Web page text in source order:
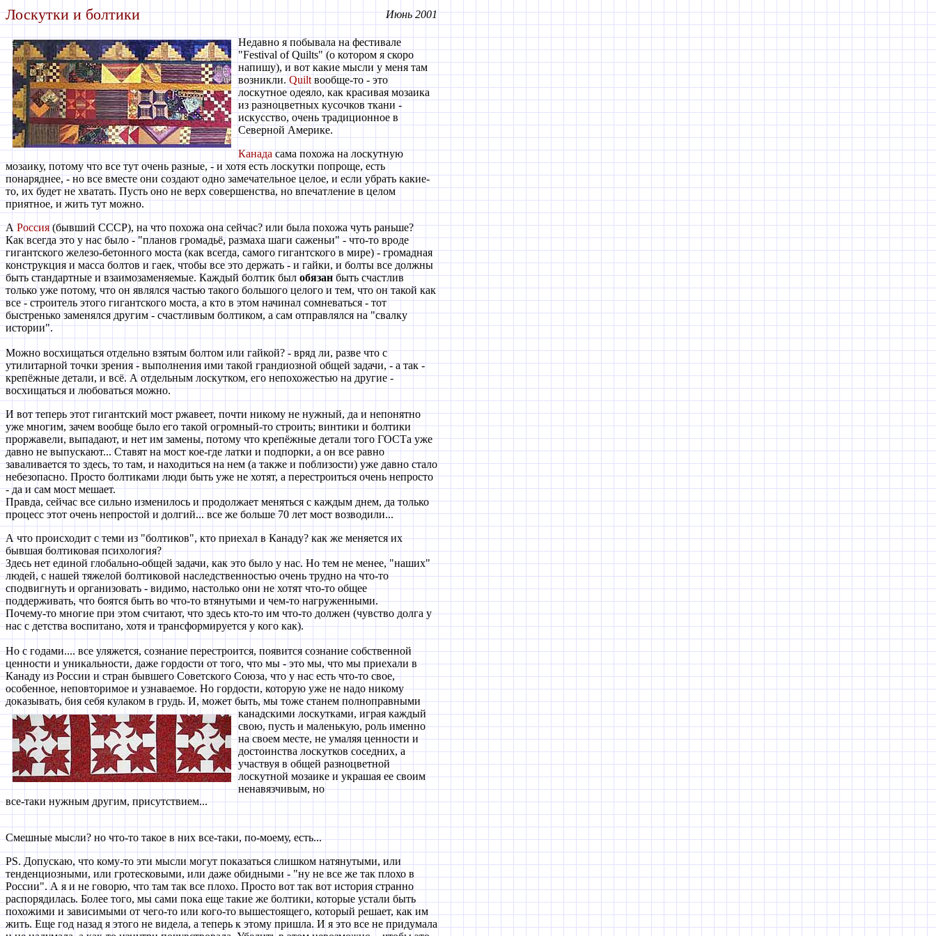
Лоскутки и болтики Июнь 2001
Недавно я побывала на фестивале
"Festival of Quilts" (о котором я скоро
напишу), и вот какие мысли у меня там
возникли. Quilt вообще-то - это
лоскутное одеяло, как красивая мозаика
из разноцветных кусочков ткани -
искусство, очень традиционное в
Северной Америке.
Канадасама похожа на лоскутную
мозаику, потому что все тут очень разные, - и хотя есть лоскутки попроще, есть
понаряднее, - но все вместе они создают одно замечательное целое, и если убрать какие-
то, их будет не хватать. Пусть оно не верх совершенства, но впечатление в целом
приятное, и жить тут можно.
АРоссия(бывший СССР), на что похожа она сейчас? или была похожа чуть раньше?
Как всегда это у нас было - "планов громадьё, размаха шаги саженьи" - что-то вроде
гигантского железо-бетонного моста (как всегда, самого гигантского в мире) - громадная
конструкция и масса болтов и гаек, чтобы все это держать - и гайки, и болты все должны
быть стандартные и взаимозаменяемые. Каждый болтик былобязанбыть счастлив
только уже потому, что он являлся частью такого большого целого и тем, что он такой как
все - строитель этого гигантского моста, а кто в этом начинал сомневаться - тот
быстренько заменялся другим - счастливым болтиком, а сам отправлялся на "свалку
истории".
Можно восхищаться отдельно взятым болтом или гайкой? - вряд ли, разве что с
утилитарной точки зрения - выполнения ими такой грандиозной общей задачи, - а так -
крепёжные детали, и всё. А отдельным лоскутком, его непохожестью на другие -
восхищаться и любоваться можно.
И вот теперь этот гигантский мост ржавеет, почти никому не нужный, да и непонятно
уже многим, зачем вообще было его такой огромный-то строить; винтики и болтики
проржавели, выпадают, и нет им замены, потому что крепёжные детали того ГОСТа уже
давно не выпускают... Ставят на мост кое-где латки и подпорки, а он все равно
заваливается то здесь, то там, и находиться на нем (а также и поблизости) уже давно стало
небезопасно. Просто болтиками люди быть уже не хотят, а перестроиться очень непросто
- да и сам мост мешает.
Правда, сейчас все сильно изменилось и продолжает меняться с каждым днем, да только
процесс этот очень непростой и долгий... все же больше 70 лет мост возводили...
А что происходит с теми из "болтиков", кто приехал в Канаду? как же меняется их
бывшая болтиковая психология?
Здесь нет единой глобально-общей задачи, как это было у нас. Но тем не менее, "наших"
людей, с нашей тяжелой болтиковой наследственностью очень трудно на что-то
сподвигнуть и организовать - видимо, настолько они не хотят что-то общее
поддерживать, что боятся быть во что-то втянутыми и чем-то нагруженными.
Почему-то многие при этом считают, что здесь кто-то им что-то должен (чувство долга у
нас с детства воспитано, хотя и трансформируется у кого как).
Но с годами.... все уляжется, сознание перестроится, появится сознание собственной
ценности и уникальности, даже гордости от того, что мы - это мы, что мы приехали в
Канаду из России и стран бывшего Советского Союза, что у нас есть что-то свое,
особенное, неповторимое и узнаваемое. Но гордости, которую уже не надо никому
доказывать, бия себя кулаком в грудь. И, может быть, мы тоже станем полноправными
канадскими лоскутками,играя каждый
свою, пусть и маленькую, роль именно
на своем месте, не умаляя ценности и
достоинства лоскутков соседних, а
участвуя в общей разноцветной
лоскутной мозаике и украшая ее своим
ненавязчивым, но
все-таки нужным другим, присутствием...
Смешные мысли? но что-то такое в них все-таки, по-моему, есть...
PS. Допускаю, что кому-то эти мысли могут показаться слишком натянутыми, или
тенденциозными, или гротесковыми, или даже обидными - "ну не все же так плохо в
России". А я и не говорю, что там так все плохо. Просто вот так вот история странно
распорядилась. Более того, мы сами пока еще такие же болтики, которые устали быть
похожими и зависимыми от чего-то или кого-то вышестоящего, который решает, как им
жить. Еще год назад я этого не видела, а теперь к этому пришла. И я это все не придумала